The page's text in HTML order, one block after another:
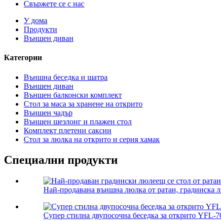
Свържете се с нас
У дома
Продукти
Външен диван
Категории
Външна беседка и шатра
Външен диван
Външен балконски комплект
Стол за маса за хранене на открито
Външен чадър
Външен шезлонг и плажен стол
Комплект плетени саксии
Стол за люлка на открито и серия хамак
Специални продукти
Най-продавана външна люлка от ратан, градинска
Супер стилна двупосочна беседка за открито YFL-